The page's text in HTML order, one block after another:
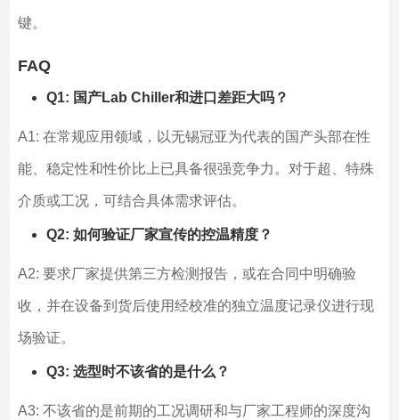
键。
FAQ
Q1: 国产Lab Chiller和进口差距大吗？
A1: 在常规应用领域，以无锡冠亚为代表的国产头部在性
能、稳定性和性价比上已具备很强竞争力。对于超、特殊
介质或工况，可结合具体需求评估。
Q2: 如何验证厂家宣传的控温精度？
A2: 要求厂家提供第三方检测报告，或在合同中明确验
收，并在设备到货后使用经校准的独立温度记录仪进行现
场验证。
Q3: 选型时不该省的是什么？
A3: 不该省的是前期的工况调研和与厂家工程师的深度沟